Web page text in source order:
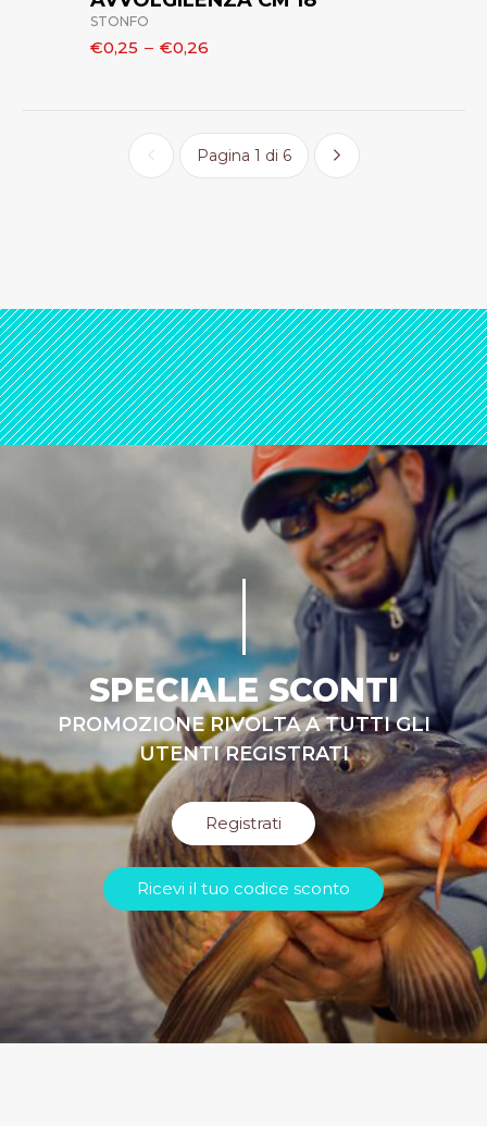
STONFO
€0,25 – €0,26
Pagina 1 di 6
SPECIALE SCONTI
PROMOZIONE RIVOLTA A TUTTI GLI
UTENTI REGISTRATI
Registrati
Ricevi il tuo codice sconto